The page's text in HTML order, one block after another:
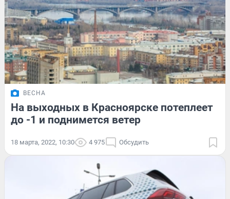
ВЕСНА
На выходных в Красноярске потеплеет
до -1 и поднимется ветер
18 марта, 2022, 10:30 4 975 Обсудить